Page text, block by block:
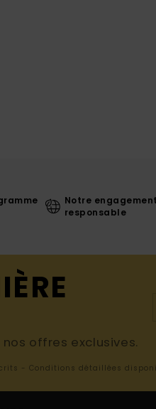
Notre
responsable
offres exclusives.
- Conditions détaillées